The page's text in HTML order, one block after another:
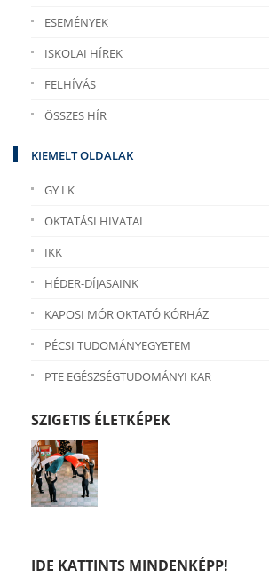
ESEMÉNYEK
ISKOLAI HÍREK
FELHÍVÁS
ÖSSZES HÍR
KIEMELT OLDALAK
GY I K
OKTATÁSI HIVATAL
IKK
HÉDER-DÍJASAINK
KAPOSI MÓR OKTATÓ KÓRHÁZ
PÉCSI TUDOMÁNYEGYETEM
PTE EGÉSZSÉGTUDOMÁNYI KAR
SZIGETIS ÉLETKÉPEK
IDE KATTINTS MINDENKÉPP!